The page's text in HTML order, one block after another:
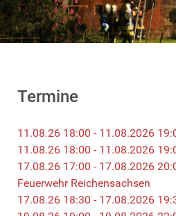
Termine
11.08.26 18:00 - 11.08.2026
11.08.26 18:00 - 11.08.2026
17.08.26 17:00 - 17.08.2026
Feuerwehr Reichensachsen
17.08.26 18:30 - 17.08.2026